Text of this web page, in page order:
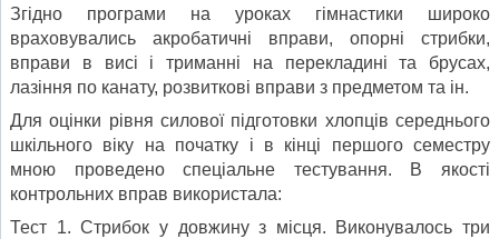
Згідно програми на уроках гімнастики широко
враховувались акробатичні вправи, опорні стрибки,
вправи в висі і триманні на перекладині та брусах,
лазіння по канату, розвиткові вправи з предметом та ін.
Для оцінки рівня силової підготовки хлопців середнього
шкільного віку на початку і в кінці першого семестру
мною проведено спеціальне тестування. В якості
контрольних вправ використала:
Тест 1. Стрибок у довжину з місця. Виконувалось три